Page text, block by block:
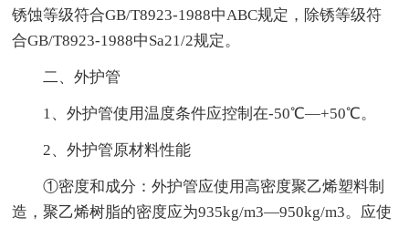
锈蚀等级符合GB/T8923-1988中ABC规定，除锈等级符
合GB/T8923-1988中Sa21/2规定。
二、外护管
1、外护管使用温度条件应控制在-50℃—+50℃。
2、外护管原材料性能
①密度和成分：外护管应使用高密度聚乙烯塑料制
造，聚乙烯树脂的密度应为935kg/m3—950kg/m3。应使